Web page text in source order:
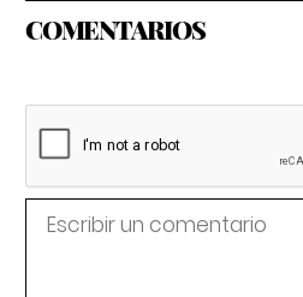
COMENTARIOS